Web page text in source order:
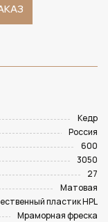
Кедр
Россия
600
3050
27
Матовая
пластик HPL
Мраморная фреска